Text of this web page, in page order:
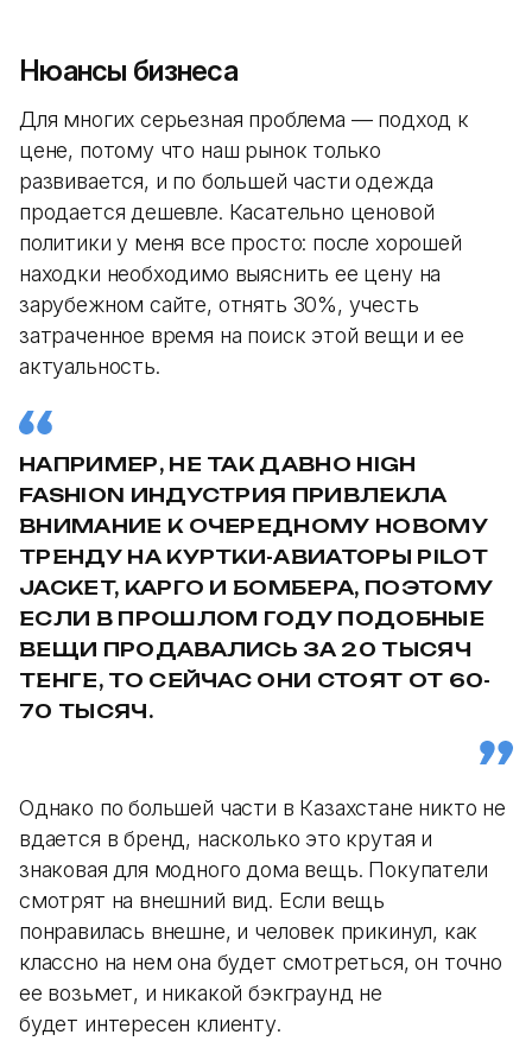
Нюансы бизнеса
Для многих серьезная проблема — подход к
цене, потому что наш рынок только
развивается, и по большей части одежда
продается дешевле. Касательно ценовой
политики у меня все просто: после хорошей
находки необходимо выяснить ее цену на
зарубежном сайте, отнять 30%, учесть
затраченное время на поиск этой вещи и ее
актуальность.
НАПРИМЕР, НЕ ТАК ДАВНО HIGH
FASHION ИНДУСТРИЯ ПРИВЛЕКЛА
ВНИМАНИЕ К ОЧЕРЕДНОМУ НОВОМУ
ТРЕНДУ НА КУРТКИ-АВИАТОРЫ PILOT
JACKET, КАРГО И БОМБЕРА, ПОЭТОМУ
ЕСЛИ В ПРОШЛОМ ГОДУ ПОДОБНЫЕ
ВЕЩИ ПРОДАВАЛИСЬ ЗА 20 ТЫСЯЧ
ТЕНГЕ, ТО СЕЙЧАС ОНИ СТОЯТ ОТ 60-
70 ТЫСЯЧ.
Однако по большей части в Казахстане никто не
вдается в бренд, насколько это крутая и
знаковая для модного дома вещь. Покупатели
смотрят на внешний вид. Если вещь
понравилась внешне, и человек прикинул, как
классно на нем она будет смотреться, он точно
ее возьмет, и никакой бэкграунд не
будет интересен клиенту.